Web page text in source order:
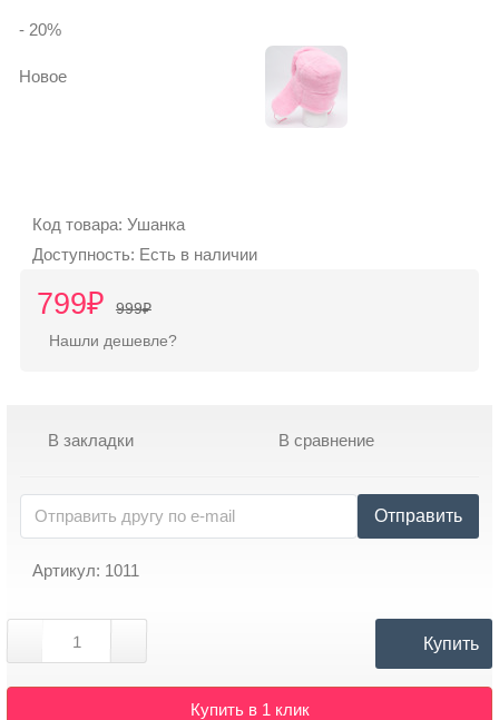
10
Режим
работы
Контакты
- 20%
Новое
Код товара: Ушанка
Доступность: Есть в наличии
799₽
999₽
Нашли дешевле?
В закладки В сравнение
Отправить
Артикул: 1011
Купить
Купить в 1 клик